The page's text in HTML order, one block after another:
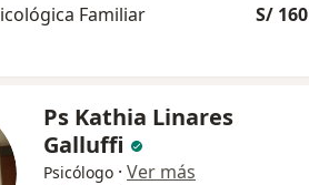
Familiar S/ 160
Ps Kathia Linares
Galluffi
Psicólogo · Ver más